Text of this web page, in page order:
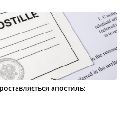
апостиль: